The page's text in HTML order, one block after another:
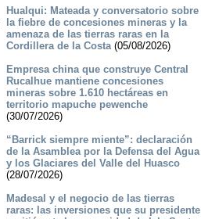
Hualqui: Mateada y conversatorio sobre
la fiebre de concesiones mineras y la
amenaza de las tierras raras en la
Cordillera de la Costa(05/08/2026)
Empresa china que construye Central
Rucalhue mantiene concesiones
mineras sobre 1.610 hectáreas en
territorio mapuche pewenche
(30/07/2026)
“Barrick siempre miente”: declaración
de la Asamblea por la Defensa del Agua
y los Glaciares del Valle del Huasco
(28/07/2026)
Madesal y el negocio de las tierras
raras: las inversiones que su presidente